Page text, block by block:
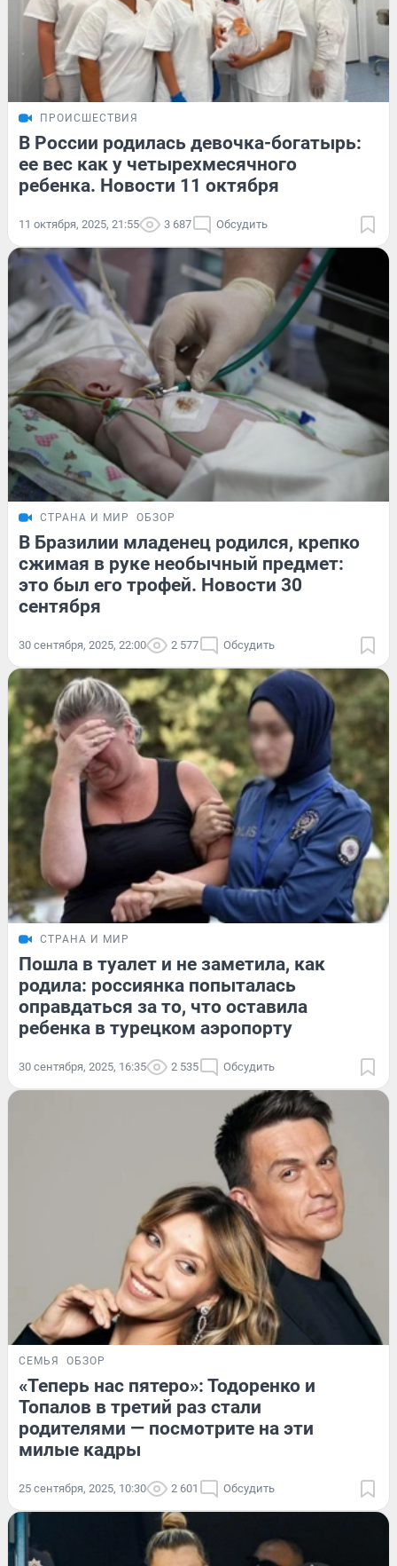
ПРОИСШЕСТВИЯ
В России родилась девочка-богатырь:
ее вес как у четырехмесячного
ребенка. Новости 11 октября
11 октября, 2025, 21:55 3 687 Обсудить
СТРАНА И МИР ОБЗОР
В Бразилии младенец родился, крепко
сжимая в руке необычный предмет:
это был его трофей. Новости 30
сентября
30 сентября, 2025, 22:00 2 577 Обсудить
СТРАНА И МИР
Пошла в туалет и не заметила, как
родила: россиянка попыталась
оправдаться за то, что оставила
ребенка в турецком аэропорту
30 сентября, 2025, 16:35 2 535 Обсудить
СЕМЬЯ ОБЗОР
«Теперь нас пятеро»: Тодоренко и
Топалов в третий раз стали
родителями — посмотрите на эти
милые кадры
25 сентября, 2025, 10:30 2 601 Обсудить